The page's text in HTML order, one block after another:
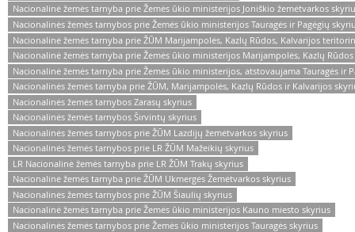
Nacionalinė žemės tarnyba prie Žemės ūkio ministerijos Joniškio žemėtvarkos
Nacionalinės žemės tarnybos prie Žemės ūkio ministerijos Tauragės ir Pagėgių
Nacionalinė žemės tarnyba prie ŽŪM Marijampolės, Kazlų Rūdos, Kalvarijos
Nacionalinė žemės tarnyba prie Žemės ūkio ministerijos Marijampolės, Kazlų
Nacionalinė žemės tarnyba prie Žemės ūkio ministerijos, atstovaujama Tauragės ir
Nacionalinės žemės tarnyba prie ŽŪM, Marijampolės, Kazlų Rūdos ir Kalvarijos
Nacionalinės žemės tarnybos Zarasų skyrius
Nacionalinės žemės tarnybos Širvintų skyrius
Nacionalinės žemės tarnybos prie ŽŪM Lazdijų žemėtvarkos skyrius
Nacionalinės žemės tarnybos prie LR ŽŪM Mažeikių skyrius
LR Nacionalinė žemės tarnyba prie LR ŽŪM Trakų skyrius
Nacionalinė žemės tarnyba prie ŽŪM Ukmergės Žemėtvarkos skyrius
Nacionalinės žemės tarnybos prie ŽŪM Šiaulių skyrius
Nacionalinė žemės tarnyba prie Žemės ūkio ministerijos Kauno miesto skyrius
Nacionalinės žemės tarnybos prie Žemės ūkio ministerijos Tauragės skyrius